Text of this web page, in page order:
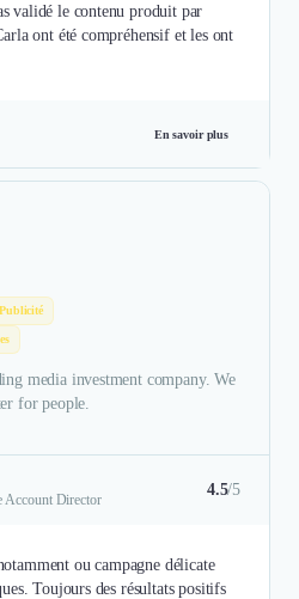
validé le contenu produit par
ont été compréhensif et les ont
En savoir plus
media investment company. We
for people.
Account Director
4.5/5
ou campagne délicate
Toujours des résultats positifs